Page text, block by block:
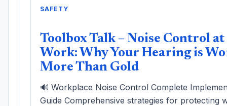
SAFETY
Toolbox Talk – Noise Control at
Work: Why Your Hearing is
More Than Gold
🔊 Workplace Noise Control Complete
Guide Comprehensive strategies for protecting